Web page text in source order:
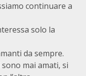
continuare a
solo la
da sempre.
mai amati, si